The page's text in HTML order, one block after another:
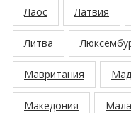
Лаос Латвия
Литва
Мавритания
Македония